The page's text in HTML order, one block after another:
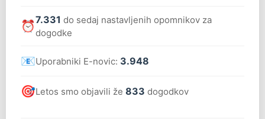
⏰7.331 do sedaj nastavljenih opomnikov za
dogodke
📧Uporabniki E-novic: 3.948
🎯Letos smo objavili že 833 dogodkov